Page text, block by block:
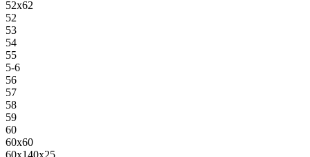
52х62
52
53
54
55
5-6
56
57
58
59
60
60х60
60х140х25